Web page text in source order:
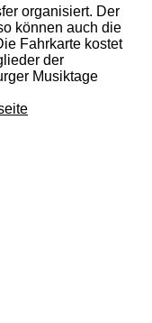
organisiert. Der
können auch die
Fahrkarte kostet
der
Musiktage